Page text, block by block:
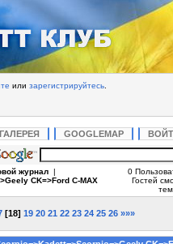
или зарегистрируйтесь
GOOGLEMAP
журнал |
CK=>Ford C-MAX
0
Гостей
[18] 19 20 21 22 23 24 25 26 »»»